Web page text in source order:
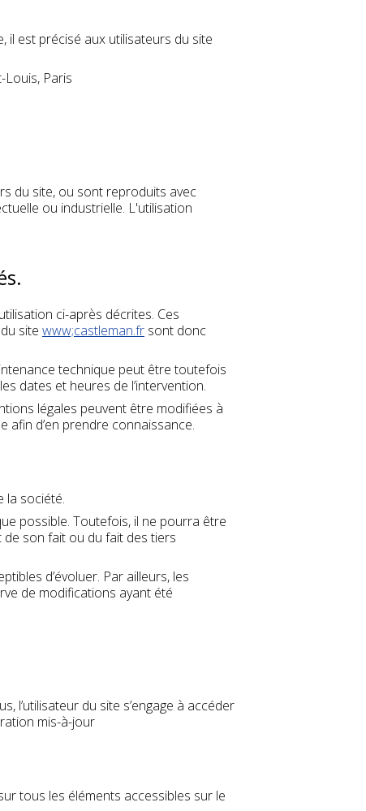
il est précisé aux utilisateurs du site
Louis, Paris
du site, ou sont reproduits avec
ou industrielle. L'utilisation
ci-après décrites. Ces
site www;castleman.fr sont donc
technique peut être toutefois
dates et heures de l’intervention.
légales peuvent être modifiées à
afin d’en prendre connaissance.
la société.
possible. Toutefois, il ne pourra être
de son fait ou du fait des tiers
d’évoluer. Par ailleurs, les
de modifications ayant été
l’utilisateur du site s’engage à accéder
mis-à-jour
tous les éléments accessibles sur le